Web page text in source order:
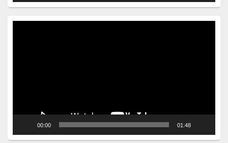
00:00 01:48